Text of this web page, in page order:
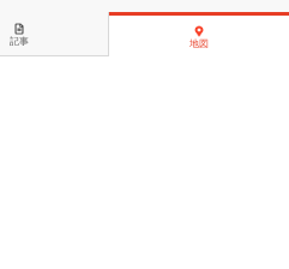
記事 地図